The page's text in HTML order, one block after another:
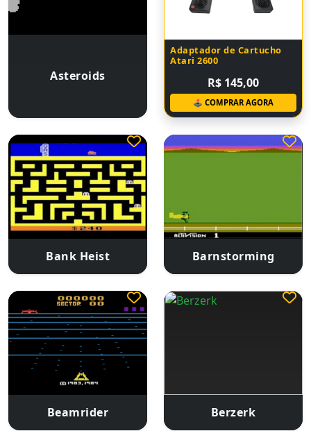
Asteroids
Adaptador de Cartucho
Atari 2600
R$ 145,00
🕹 COMPRAR AGORA
Bank Heist Barnstorming
Beamrider Berzerk